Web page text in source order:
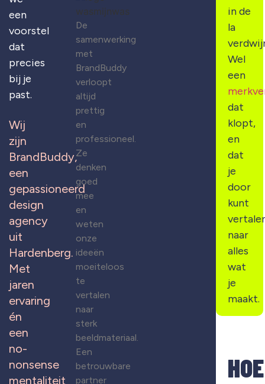
een
voorstel
dat
precies
bij je
past.
Wij
zijn
BrandBuddy,
een
gepassioneerd
design
agency
uit
Hardenberg.
Met
jaren
ervaring
én
een
no-
nonsense
mentaliteit
De
samenwerking
met
BrandBuddy
verloopt
altijd
prettig
en
professioneel.
Ze
denken
goed
mee
en
weten
onze
ideeën
moeiteloos
te
vertalen
naar
sterk
beeldmateriaal.
Een
betrouwbare
partner
HOE
in de
la
Wel
een
dat
klopt,
en
dat
je
door
kunt
naar
alles
wat
je
maakt.